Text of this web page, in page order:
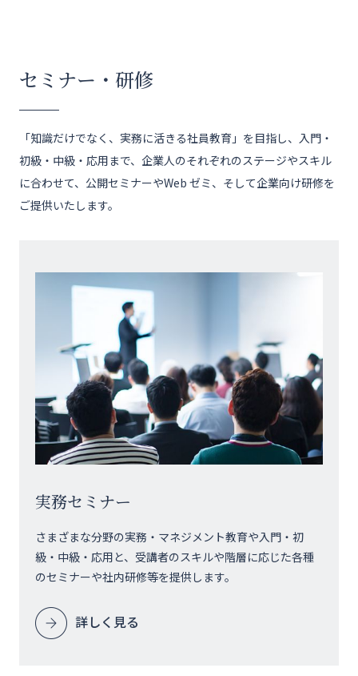
セミナー・研修
「知識だけでなく、実務に活きる社員教育」を目指し、入門・
初級・中級・応用まで、企業人のそれぞれのステージやスキル
に合わせて、公開セミナーやWeb ゼミ、そして企業向け研修を
ご提供いたします。
実務セミナー
さまざまな分野の実務・マネジメント教育や入門・初
級・中級・応用と、受講者のスキルや階層に応じた各種
のセミナーや社内研修等を提供します。
詳しく見る